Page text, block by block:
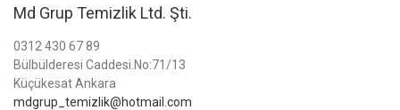
Md Grup Temizlik Ltd. Şti.
0312 430 67 89
Bülbülderesi Caddesi.No:71/13
Küçükesat Ankara
mdgrup_temizlik@hotmail.com